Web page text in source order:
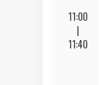
11:00
|
11:40